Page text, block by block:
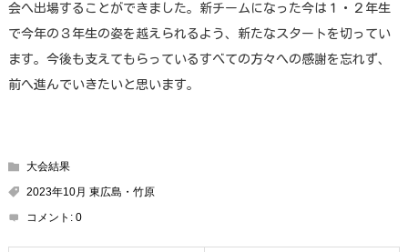
会へ出場することができました。新チームになった今は１・２年生
で今年の３年生の姿を越えられるよう、新たなスタートを切ってい
ます。今後も支えてもらっているすべての方々への感謝を忘れず、
前へ進んでいきたいと思います。
大会結果
2023年10月 東広島・竹原
コメント:0